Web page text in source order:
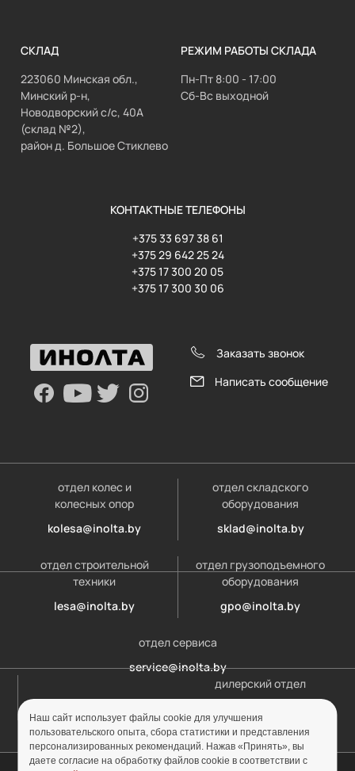
СКЛАД
223060 Минская обл.,
Минский р-н,
Новодворский с/с, 40А
(склад №2),
район д. Большое Стиклево
РЕЖИМ РАБОТЫ СКЛАДА
Пн-Пт 8:00 - 17:00
Сб-Вс выходной
КОНТАКТНЫЕ ТЕЛЕФОНЫ
+375 33 697 38 61
+375 29 642 25 24
+375 17 300 20 05
+375 17 300 30 06
Заказать звонок
Написать сообщение
отдел колес и
колесных опор
kolesa@inolta.by
отдел складского
оборудования
sklad@inolta.by
отдел строительной
техники
lesa@inolta.by
отдел грузоподъемного
оборудования
gpo@inolta.by
отдел сервиса
service@inolta.by
дилерский отдел
Наш сайт использует файлы cookie для улучшения
пользовательского опыта, сбора статистики и представления
персонализированных рекомендаций. Нажав «Принять», вы
даете согласие на обработку файлов cookie в соответствии с